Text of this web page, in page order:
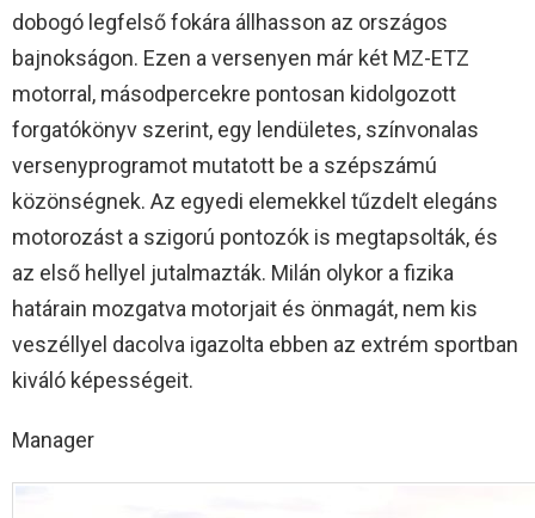
dobogó legfelső fokára állhasson az országos
bajnokságon. Ezen a versenyen már két MZ-ETZ
motorral, másodpercekre pontosan kidolgozott
forgatókönyv szerint, egy lendületes, színvonalas
versenyprogramot mutatott be a szépszámú
közönségnek. Az egyedi elemekkel tűzdelt elegáns
motorozást a szigorú pontozók is megtapsolták, és
az első hellyel jutalmazták. Milán olykor a fizika
határain mozgatva motorjait és önmagát, nem kis
veszéllyel dacolva igazolta ebben az extrém sportban
kiváló képességeit.
Manager